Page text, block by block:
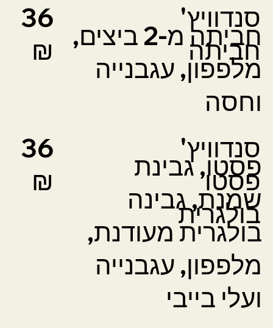
36
₪
חביתה מ-2 ביצים,
מלפפון, עגבנייה
וחסה
סנדוויץ'
חביתה
36
₪
פסטו, גבינת
שמנת, גבינה
בולגרית מעודנת,
מלפפון, עגבנייה
ועלי בייבי
סנדוויץ'
פסטו
בולגרית